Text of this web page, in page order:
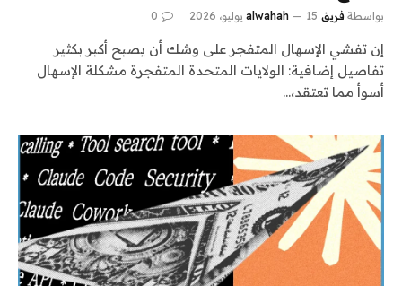
بواسطة فريق alwahah 15 يوليو، 2026 0
إن تفشي الإسهال المتفجر على وشك أن يصبح أكبر بكثير
تفاصيل إضافية: الولايات المتحدة المتفجرة مشكلة الإسهال
أسوأ مما تعتقد،…